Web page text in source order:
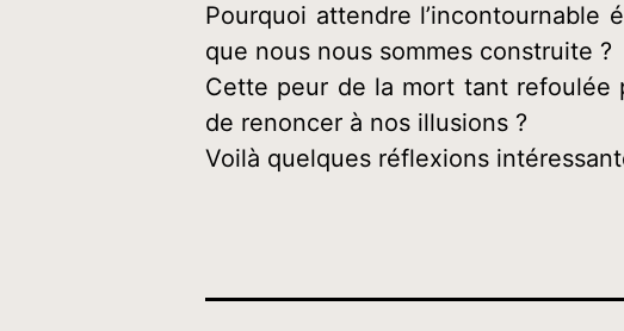
Pourquoi attendre
que nous nous sommes construite ?
Cette peur de la mort tant refoulée
de renoncer à nos illusions ?
Voilà quelques réflexions